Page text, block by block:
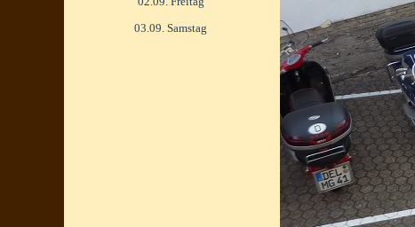
03.09. Samstag